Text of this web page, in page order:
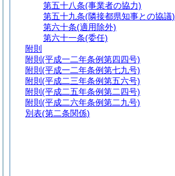
第五十八条(事業者の協力)
第五十九条(隣接都県知事との協議)
第六十条(適用除外)
第六十一条(委任)
附則
附則 (平成一二年条例第四四号)
附則 (平成一二年条例第七九号)
附則 (平成二三年条例第五六号)
附則 (平成二五年条例第二四号)
附則 (平成二六年条例第二九号)
別表(第二条関係)